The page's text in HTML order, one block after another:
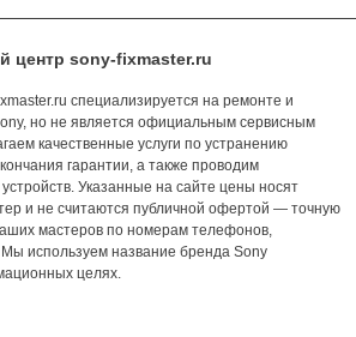
центр sony-fixmaster.ru
специализируется на ремонте и
но не является официальным сервисным
качественные услуги по устранению
гарантии, а также проводим
устройств. Указанные на сайте цены носят
и не считаются публичной офертой — точную
мастеров по номерам телефонов,
используем название бренда Sony
целях.